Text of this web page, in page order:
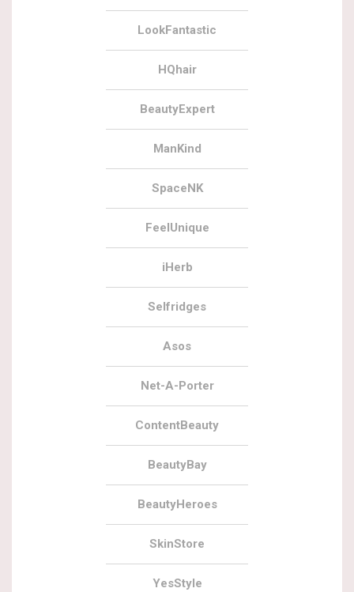
LookFantastic
HQhair
BeautyExpert
ManKind
SpaceNK
FeelUnique
iHerb
Selfridges
Asos
Net-A-Porter
ContentBeauty
BeautyBay
BeautyHeroes
SkinStore
YesStyle